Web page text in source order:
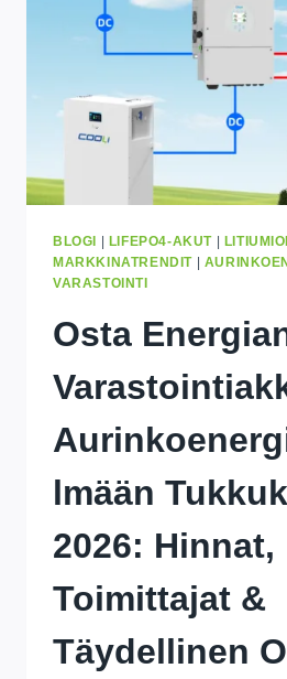
BLOGI | LIFEPO4-AKUT|
MARKKINATRENDIT|
VARASTOINTI
Osta
Lmään
2026: Hinnat,
Toimittajat &
Täydellinen